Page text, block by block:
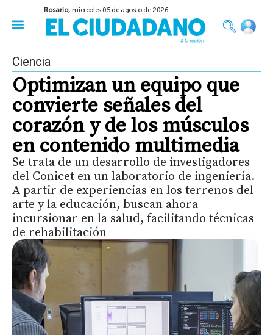
Rosario,miercoles 05 de agosto de 2026
Ciencia
Optimizan un equipo que
convierte señales del
corazón y de los músculos
en contenido multimedia
Se trata de un desarrollo de investigadores
del Conicet en un laboratorio de ingeniería.
A partir de experiencias en los terrenos del
arte y la educación, buscan ahora
incursionar en la salud, facilitando técnicas
de rehabilitación